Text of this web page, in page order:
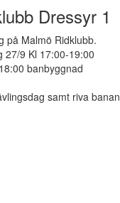
Dressyr 1
på Malmö Ridklubb.
27/9 Kl 17:00-19:00
banbyggnad
samt riva banan